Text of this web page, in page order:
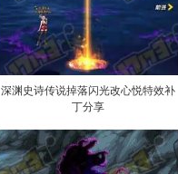
深渊史诗传说掉落闪光改心悦特效补
丁分享